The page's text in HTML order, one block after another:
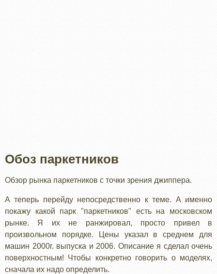
Обоз паркетников
Обзор рынка паркетников с точки зрения джиппера.
А теперь перейду непосредственно к теме. А именно
покажу какой парк "паркетников" есть на московском
рынке. Я их не ранжировал, просто привел в
произвольном порядке. Цены указал в среднем для
машин 2000г. выпуска и 2006. Описание я сделал очень
поверхностным! Чтобы конкретно говорить о моделях,
сначала их надо определить.